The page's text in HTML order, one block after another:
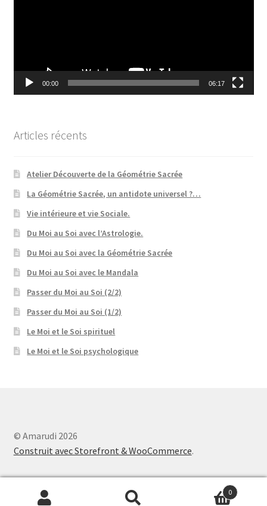
00:00 06:17
Articles récents
Atelier Découverte de la Géométrie Sacrée
La Géométrie Sacrée, un antidote universel ?…
Vie intérieure et vie Sociale.
Du Moi au Soi avec l’Astrologie.
Du Moi au Soi avec la Géométrie Sacrée
Du Moi au Soi avec le Mandala
Passer du Moi au Soi (2/2)
Passer du Moi au Soi (1/2)
Le Moi et le Soi spirituel
Le Moi et le Soi psychologique
© Amarudi 2026
Construit avec Storefront & WooCommerce.
0